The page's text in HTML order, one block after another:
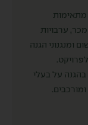
מתאימות
ערבויות
ומנגנוני הגנה
על בעלי